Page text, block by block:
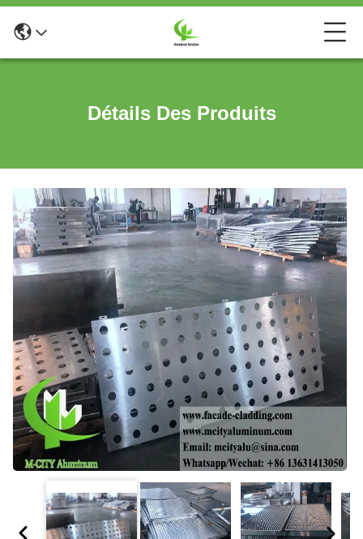
Détails Des Produits